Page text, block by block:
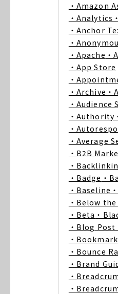
・Amazon
・Analytics
・Anchor
・
・Apache ・
・App Store
・
・Archive ・
・
・Authority
・
・Average
・B2B
・
・Badge ・
・Baseline
・Below
・Beta ・
・Blog Post
・Bookmark
・Bounce
・Brand
・
・